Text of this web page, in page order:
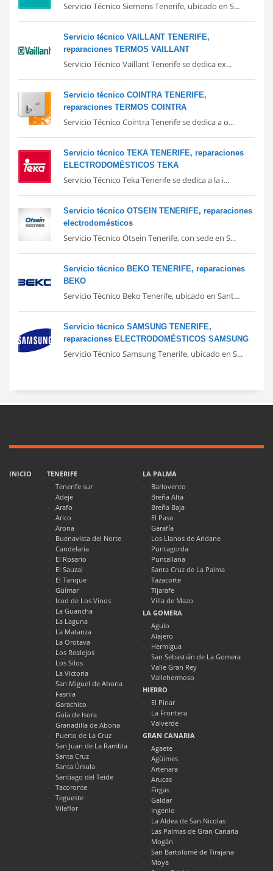
Servicio Técnico Siemens Tenerife, ubicado en S...
Servicio técnico VAILLANT TENERIFE,
reparaciones TERMOS VAILLANT
Servicio Técnico Vaillant Tenerife se dedica ex...
Servicio técnico COINTRA TENERIFE,
reparaciones TERMOS COINTRA
Servicio Técnico Cointra Tenerife se dedica a o...
Servicio técnico TEKA TENERIFE, reparaciones
ELECTRODOMÉSTICOS TEKA
Servicio Técnico Teka Tenerife se dedica a la i...
Servicio técnico OTSEIN TENERIFE, reparaciones
electrodomésticos
Servicio Técnico Otsein Tenerife, con sede en S...
Servicio técnico BEKO TENERIFE, reparaciones
BEKO
Servicio Técnico Beko Tenerife, ubicado en Sant...
Servicio técnico SAMSUNG TENERIFE,
reparaciones ELECTRODOMÉSTICOS SAMSUNG
Servicio Técnico Samsung Tenerife, ubicado en S...
INICIO
TENERIFE
Tenerife sur
Adeje
Arafo
Arico
Arona
Buenavista del Norte
Candelaria
El Rosario
El Sauzal
El Tanque
Güímar
Icod de Los Vinos
La Guancha
La Laguna
La Matanza
La Orotava
Los Realejos
Los Silos
La Victoria
San Miguel de Abona
Fasnia
Garachico
Guía de Isora
Granadilla de Abona
Puerto de La Cruz
San Juan de La Rambla
Santa Cruz
Santa Úrsula
Santiago del Teide
Tacoronte
Tegueste
Vilaflor
LA PALMA
Barlovento
Breña Alta
Breña Baja
El Paso
Garafía
Los Llanos de Aridane
Puntagorda
Puntallana
Santa Cruz de La Palma
Tazacorte
Tijarafe
Villa de Mazo
LA GOMERA
Agulo
Alajero
Hermigua
San Sebastián de La Gomera
Valle Gran Rey
Vallehermoso
HIERRO
El Pinar
La Frontera
Valverde
GRAN CANARIA
Agaete
Agüimes
Artenara
Arucas
Firgas
Galdar
Ingenio
La Aldea de San Nicolas
Las Palmas de Gran Canaria
Mogán
San Bartolomé de Tirajana
Moya